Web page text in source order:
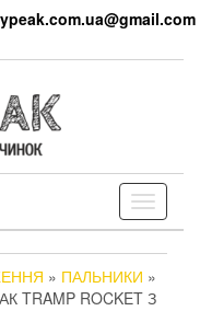
Toggle
» ПАЛЬНИКИ »
TRAMP ROCKET З